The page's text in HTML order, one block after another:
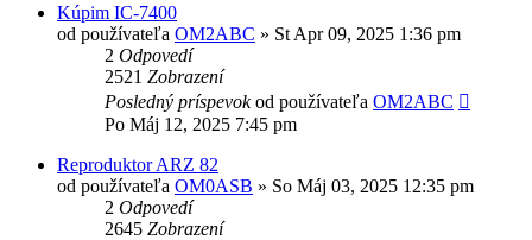
Kúpim IC-7400
od používateľa OM2ABC » St Apr 09, 2025 1:36 pm
2 Odpovedí
2521 Zobrazení
Posledný príspevokod používateľa OM2ABC
Po Máj 12, 2025 7:45 pm
Reproduktor ARZ 82
od používateľa OM0ASB » So Máj 03, 2025 12:35 pm
2 Odpovedí
2645 Zobrazení